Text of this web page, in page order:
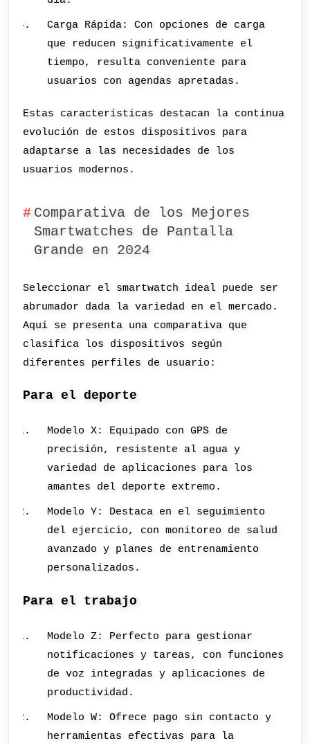
Carga Rápida: Con opciones de carga
que reducen significativamente el
tiempo, resulta conveniente para
usuarios con agendas apretadas.
Estas características destacan la continua
evolución de estos dispositivos para
adaptarse a las necesidades de los
usuarios modernos.
Comparativa de los Mejores
Smartwatches de Pantalla
Grande en 2024
Seleccionar el smartwatch ideal puede ser
abrumador dada la variedad en el mercado.
Aquí se presenta una comparativa que
clasifica los dispositivos según
diferentes perfiles de usuario:
Para el deporte
Modelo X: Equipado con GPS de
precisión, resistente al agua y
variedad de aplicaciones para los
amantes del deporte extremo.
Modelo Y: Destaca en el seguimiento
del ejercicio, con monitoreo de salud
avanzado y planes de entrenamiento
personalizados.
Para el trabajo
Modelo Z: Perfecto para gestionar
notificaciones y tareas, con funciones
de voz integradas y aplicaciones de
productividad.
Modelo W: Ofrece pago sin contacto y
herramientas efectivas para la